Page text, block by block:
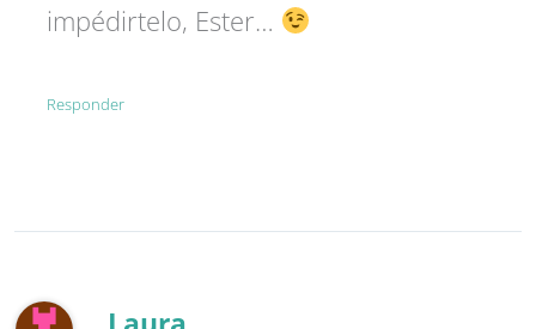
impédirtelo, Ester…
Responder